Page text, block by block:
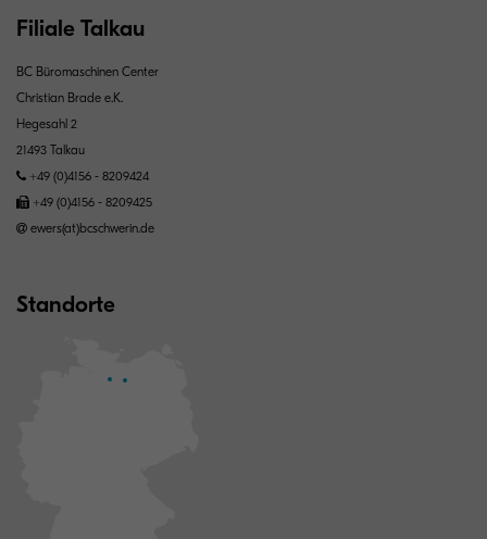
Filiale Talkau
BC Büromaschinen Center
Christian Brade e.K.
Hegesahl 2
21493 Talkau
+49 (0)4156 - 8209424
+49 (0)4156 - 8209425
ewers(at)bcschwerin.de
Standorte